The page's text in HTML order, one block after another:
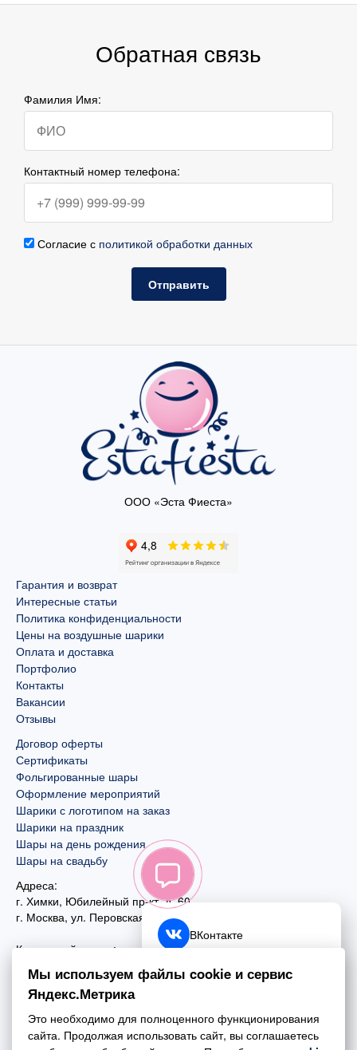
Обратная связь
Фамилия Имя:
Контактный номер телефона:
Согласие с политикой обработки данных
Отправить
ООО «Эста Фиеста»
Гарантия и возврат
Интересные статьи
Политика конфиденциальности
Цены на воздушные шарики
Оплата и доставка
Портфолио
Контакты
Вакансии
Отзывы
Договор оферты
Сертификаты
Фольгированные шары
Оформление мероприятий
Шарики с логотипом на заказ
Шарики на праздник
Шары на день рождения
Шары на свадьбу
Адреса:
г. Химки, Юбилейный пр-кт, д. 60
г. Москва, ул. Перовская, д. 59
Контактный номер:
+7 (495) 970-44-75
Почта:
mail@esta-fiesta.ru
ВКонтакте
Telegram
Обратный звонок
Мы используем файлы cookie и сервис
Яндекс.Метрика
Это необходимо для полноценного функционирования
сайта. Продолжая использовать сайт, вы соглашаетесь